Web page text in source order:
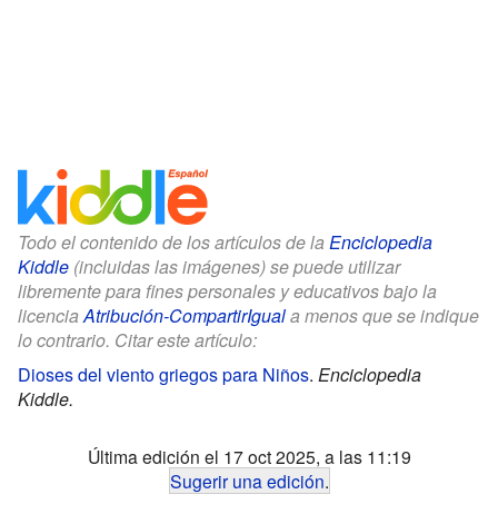
Todo el contenido de los artículos de la Enciclopedia
Kiddle (incluidas las imágenes) se puede utilizar
libremente para fines personales y educativos bajo la
licenciaAtribución-CompartirIguala menos que se indique
lo contrario. Citar este artículo:
Dioses del viento griegos para Niños. Enciclopedia
Kiddle.
Última edición el 17 oct 2025, a las 11:19
Sugerir una edición.